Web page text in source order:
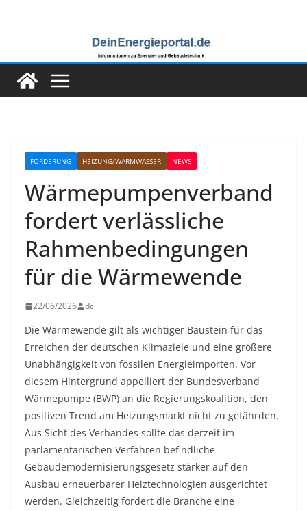
FÖRDERUNG HEIZUNG/WARMWASSER NEWS
Wärmepumpenverband
fordert verlässliche
Rahmenbedingungen
für die Wärmewende
22/06/2026 dc
Die Wärmewende gilt als wichtiger Baustein für das
Erreichen der deutschen Klimaziele und eine größere
Unabhängigkeit von fossilen Energieimporten. Vor
diesem Hintergrund appelliert der Bundesverband
Wärmepumpe (BWP) an die Regierungskoalition, den
positiven Trend am Heizungsmarkt nicht zu gefährden.
Aus Sicht des Verbandes sollte das derzeit im
parlamentarischen Verfahren befindliche
Gebäudemodernisierungsgesetz stärker auf den
Ausbau erneuerbarer Heiztechnologien ausgerichtet
werden. Gleichzeitig fordert die Branche eine